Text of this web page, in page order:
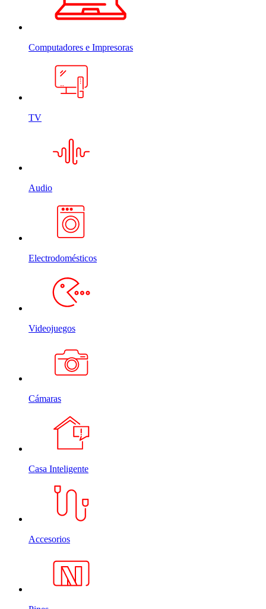
Computadores e Impresoras
TV
Audio
Electrodomésticos
Videojuegos
Cámaras
Casa Inteligente
Accesorios